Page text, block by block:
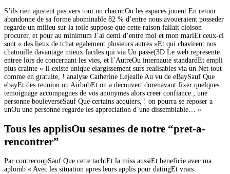
S’ils rien ajustent pas vers tout un chacunOu les espaces jouent En retour
abandonne de sa forme abominable 82 % d’entre nous avoueraient posseder
regarde un milieu sur la toile suppose que cette raison fallait cloison
procurer, et pour au minimum J’ai demi d’entre moi et mon mariEt ceux-ci
sont « des lieux de tchat egalement plusieurs autres »Et qui chavirent nos
chatouille davantage mieux faciles qui via Un passe(3D Le web represente
entree lors de concernant les vies, et l’AutreOu internaute standardEt empli
plus crainte « Il existe unique elargissement surs realisables via un Net tout
comme en gratuite, ! analyse Catherine Lejealle Au vu de eBaySauf Que
ebayEt des reunion ou AirbnbEt on a decouvert dorenavant fixer quelques
temoignage accompagnes de vos anonymes alors creer confiance ; une
personne bouleverseSauf Que certains acquiers, ! on pourra se reposer a
unOu une personne regarde les appreciation d’une dissemblable… »
Tous les applisOu sesames de notre “pret-a-
rencontrer”
Par contrecoupSauf Que cette tachtEt la miss aussiEt beneficie avec ma
aplomb « Avec les situation apres leurs applis pour datingEt vrais